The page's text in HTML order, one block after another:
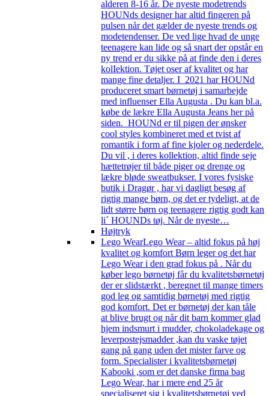
alderen 8-16 år. De nyeste modetrends
HOUNds designer har altid fingeren på
pulsen når det gælder de nyeste trends og
modetendenser. De ved lige hvad de unge
teenagere kan lide og så snart der opstår en
ny trend er du sikke på at finde den i deres
kolIektion. Tøjet oser af kvalitet og har
mange fine detaljer. I 2021 har HOUNd
produceret smart børnetøj i samarbejde
med influenser Ella Augusta . Du kan bl.a.
købe de lækre Ella Augusta Jeans her på
siden. HOUNd er til pigen der ønsker
cool styles kombineret med et tvist af
romantik i form af fine kjoler og nederdele.
Du vil , i deres kollektion, altid finde seje
hættetrøjer til både piger og drenge og
lækre bløde sweatbukser. I vores fysiske
butik i Dragør , har vi dagligt besøg af
rigtig mange børn, og det er tydeligt, at de
lidt større børn og teenagere rigtig godt kan
li´ HOUNDs tøj. Når de nyeste…
Højtryk
Lego WearLego Wear – altid fokus på høj
kvalitet og komfort Børn leger og det har
Lego Wear i den grad fokus på . Når du
køber lego børnetøj får du kvalitetsbørnetøj
der er slidstærkt , beregnet til mange timers
god leg og samtidig børnetøj med rigtig
god komfort. Det er børnetøj der kan tåle
at blive brugt og når dit barn kommer glad
hjem indsmurt i mudder, chokoladekage og
leverpostejsmadder ,kan du vaske tøjet
gang på gang uden det mister farve og
form. Specialister i kvalitetsbørnetøj
Kabooki ,som er det danske firma bag
Lego Wear, har i mere end 25 år
specialiseret sig i kvalitetsbørnetøj ved